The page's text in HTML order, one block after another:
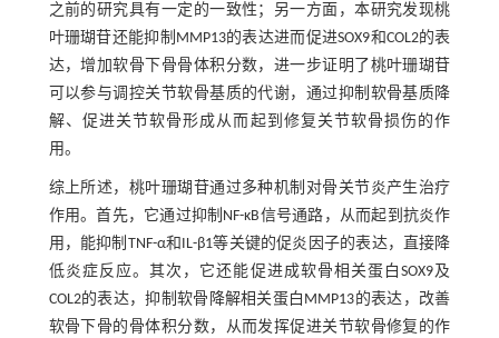
之前的研究具有一定的一致性；另一方面，本研究发现桃
叶珊瑚苷还能抑制MMP13的表达进而促进SOX9和COL2的表
达，增加软骨下骨骨体积分数，进一步证明了桃叶珊瑚苷
可以参与调控关节软骨基质的代谢，通过抑制软骨基质降
解、促进关节软骨形成从而起到修复关节软骨损伤的作
用。
综上所述，桃叶珊瑚苷通过多种机制对骨关节炎产生治疗
作用。首先，它通过抑制NF-κB信号通路，从而起到抗炎作
用，能抑制TNF-α和IL-β1等关键的促炎因子的表达，直接降
低炎症反应。其次，它还能促进成软骨相关蛋白SOX9及
COL2的表达，抑制软骨降解相关蛋白MMP13的表达，改善
软骨下骨的骨体积分数，从而发挥促进关节软骨修复的作